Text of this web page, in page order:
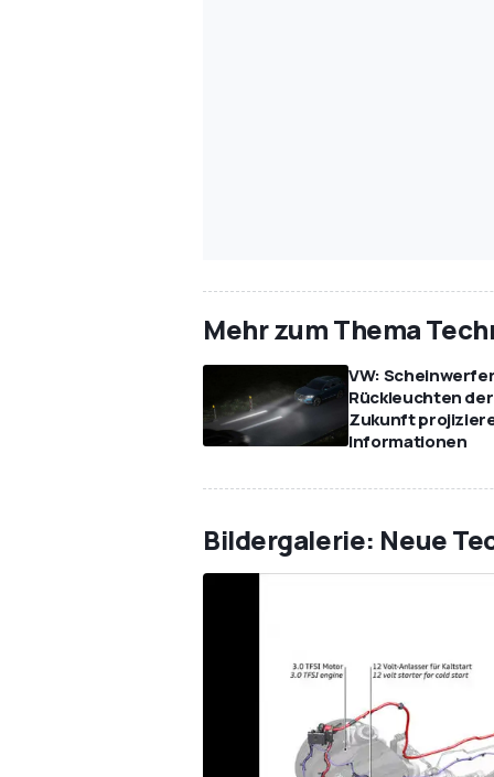
Mehr zum Thema
VW:
Rückleuchten der
Zukunft
Informationen
Bildergalerie: Neue